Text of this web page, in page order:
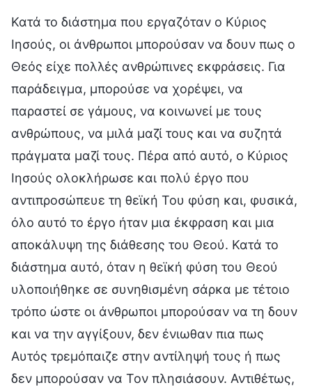
Κατά το διάστημα που εργαζόταν ο Κύριος
Ιησούς, οι άνθρωποι μπορούσαν να δουν πως ο
Θεός είχε πολλές ανθρώπινες εκφράσεις. Για
παράδειγμα, μπορούσε να χορέψει, να
παραστεί σε γάμους, να κοινωνεί με τους
ανθρώπους, να μιλά μαζί τους και να συζητά
πράγματα μαζί τους. Πέρα από αυτό, ο Κύριος
Ιησούς ολοκλήρωσε και πολύ έργο που
αντιπροσώπευε τη θεϊκή Του φύση και, φυσικά,
όλο αυτό το έργο ήταν μια έκφραση και μια
αποκάλυψη της διάθεσης του Θεού. Κατά το
διάστημα αυτό, όταν η θεϊκή φύση του Θεού
υλοποιήθηκε σε συνηθισμένη σάρκα με τέτοιο
τρόπο ώστε οι άνθρωποι μπορούσαν να τη δουν
και να την αγγίξουν, δεν ένιωθαν πια πως
Αυτός τρεμόπαιζε στην αντίληψή τους ή πως
δεν μπορούσαν να Τον πλησιάσουν. Αντιθέτως,